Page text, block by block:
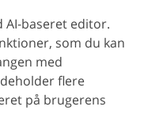
AI-baseret editor.
som du kan
med
flere
på brugerens